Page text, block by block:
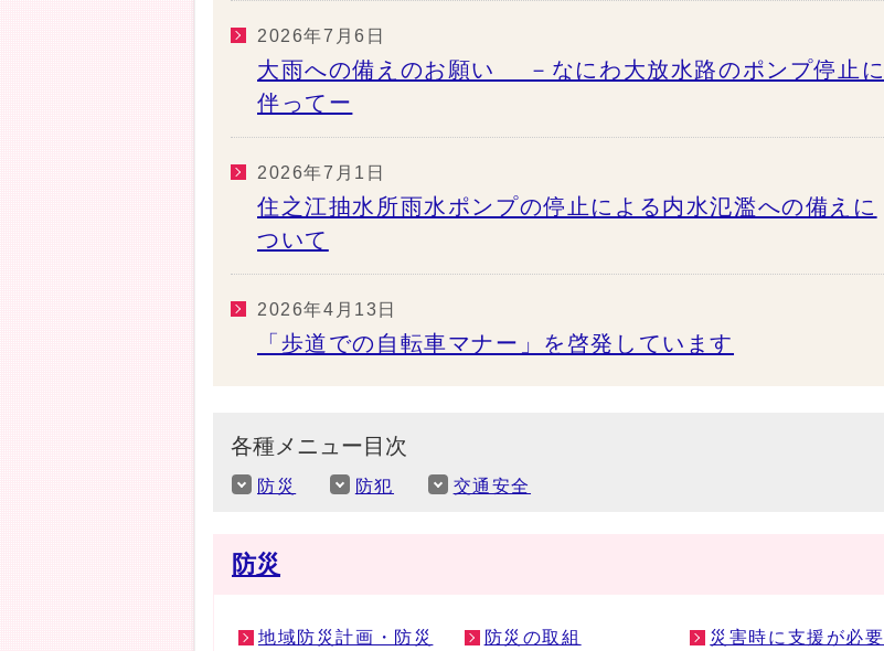
2026年7月6日
大雨への備えのお願い －なにわ大放水路のポンプ停止に
伴ってー
2026年7月1日
住之江抽水所雨水ポンプの停止による内水氾濫への備えに
ついて
2026年4月13日
「歩道での自転車マナー」を啓発しています
各種メニュー目次
防災 防犯 交通安全
防災
地域防災計画・防災
防災の取組
災害時に支援が必要